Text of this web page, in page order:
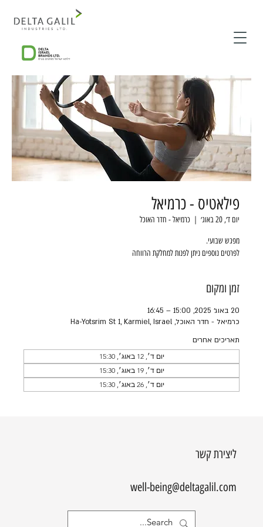
פילאטיס - כרמיאל
יום ד׳, 20 באוג׳
  |
כרמיאל - חדר האוכל
לפרטים נוספים ניתן לפנות למחלקת הרווחה
זמן ומקום
20 באוג׳ 2025, 15:00 – 16:45
כרמיאל - חדר האוכל, Ha-Yotsrim St 1, Karmiel, Israel
תאריכים אחרים
יום ד׳, 12 באוג׳, 15:30
יום ד׳, 19 באוג׳, 15:30
יום ד׳, 26 באוג׳, 15:30
ליצירת קשר
well-being@deltagalil.com